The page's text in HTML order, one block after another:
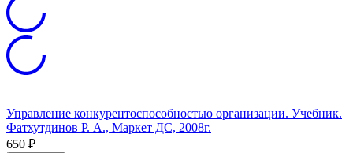
Управление конкурентоспособностью организации. Учебник.
Фатхутдинов Р. А., Маркет ДС, 2008г.
650 ₽